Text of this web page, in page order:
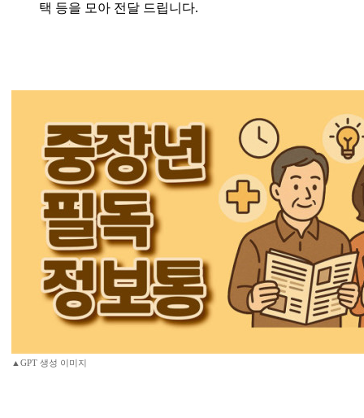
택 등을 모아 전달 드립니다.
▲GPT 생성 이미지